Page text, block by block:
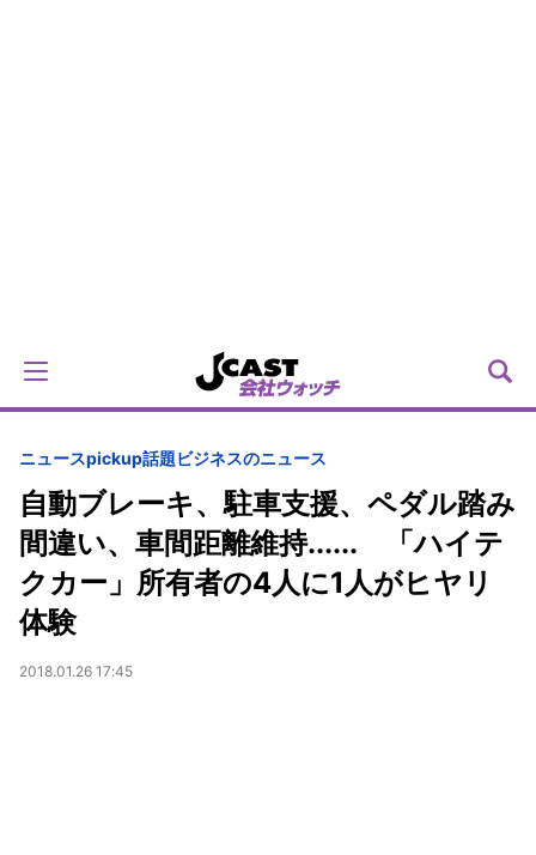
ニュースpickup話題ビジネスのニュース
自動ブレーキ、駐車支援、ペダル踏み
間違い、車間距離維持...... 「ハイテ
クカー」所有者の4人に1人がヒヤリ
体験
2018.01.26 17:45